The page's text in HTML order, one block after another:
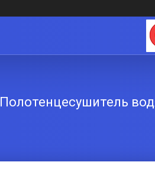
Полотенцесушитель